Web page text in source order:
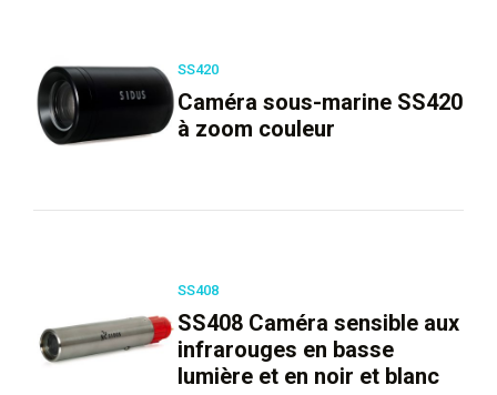
SS420
Caméra sous-marine SS420
à zoom couleur
SS408
SS408 Caméra sensible aux
infrarouges en basse
lumière et en noir et blanc